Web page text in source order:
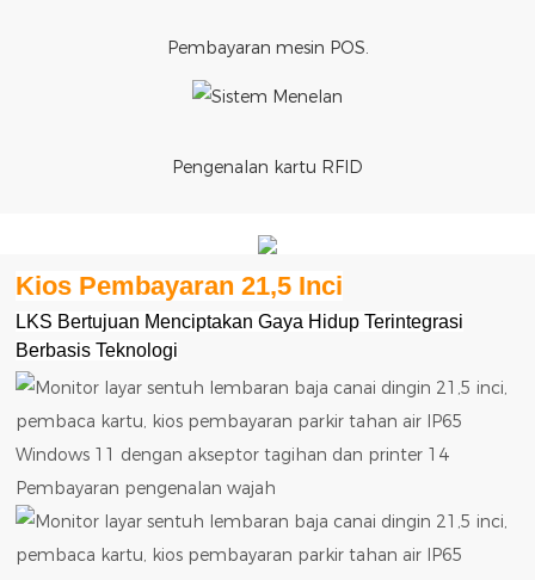
Pembayaran mesin POS.
Pengenalan kartu RFID
Kios Pembayaran 21,5 Inci
LKS Bertujuan Menciptakan Gaya Hidup Terintegrasi
Berbasis Teknologi
Pembayaran pengenalan wajah